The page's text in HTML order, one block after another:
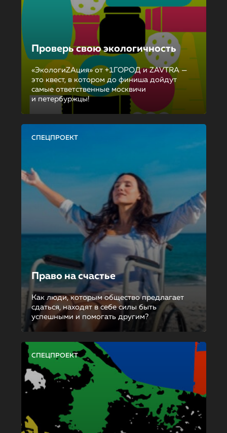
Проверь свою экологичность
«ЭкологиZAция» от +1ГОРОД и ZAVTRA —
это квест, в котором до финиша дойдут
самые ответственные москвичи
и петербуржцы!
СПЕЦПРОЕКТ
Право на счастье
Как люди, которым общество предлагает
сдаться, находят в себе силы быть
успешными и помогать другим?
СПЕЦПРОЕКТ